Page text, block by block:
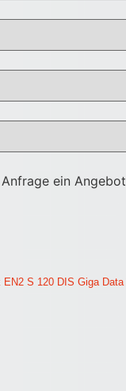
ein
EN2 S 120 DIS Giga Data